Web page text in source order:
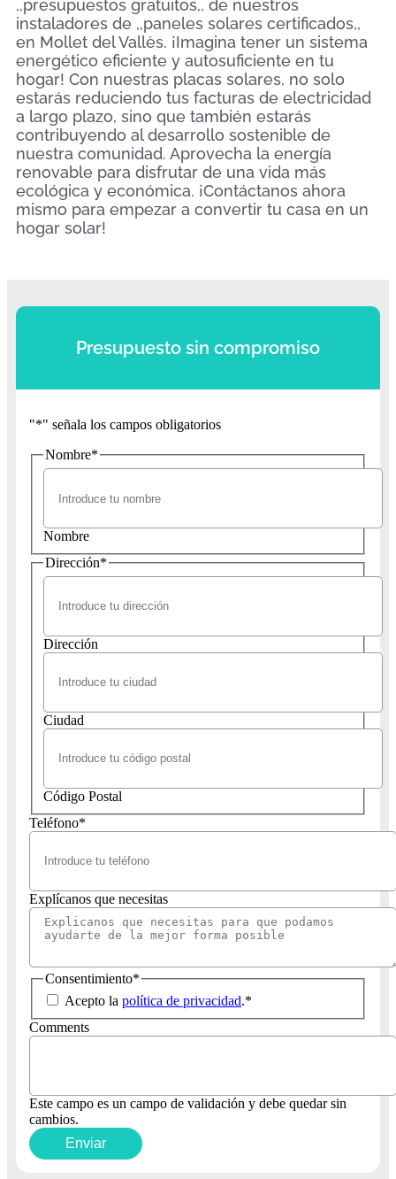
,,presupuestos gratuitos,, de nuestros
instaladores de ,,paneles solares certificados,,
en Mollet del Vallès. ¡Imagina tener un sistema
energético eficiente y autosuficiente en tu
hogar! Con nuestras placas solares, no solo
estarás reduciendo tus facturas de electricidad
a largo plazo, sino que también estarás
contribuyendo al desarrollo sostenible de
nuestra comunidad. Aprovecha la energía
renovable para disfrutar de una vida más
ecológica y económica. ¡Contáctanos ahora
mismo para empezar a convertir tu casa en un
hogar solar!
Presupuesto sin compromiso
"*" señala los campos obligatorios
Nombre*
Nombre
Dirección*
Dirección
Ciudad
Código Postal
Teléfono*
Explícanos que necesitas
Consentimiento*
Acepto la política de privacidad.*
Comments
Este campo es un campo de validación y debe quedar sin
cambios.